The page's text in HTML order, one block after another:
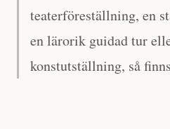
teaterföreställning, en
en lärorik guidad tur
konstutställning, så